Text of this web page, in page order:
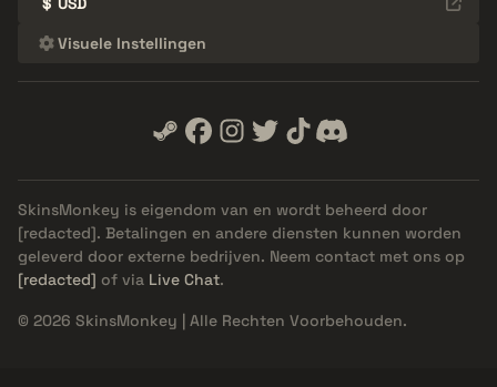
Visuele Instellingen
SkinsMonkey is eigendom van en wordt beheerd door
[redacted]. Betalingen en andere diensten kunnen worden
geleverd door externe bedrijven. Neem contact met ons op
[redacted] of via Live Chat.
© 2026 SkinsMonkey | Alle Rechten Voorbehouden.